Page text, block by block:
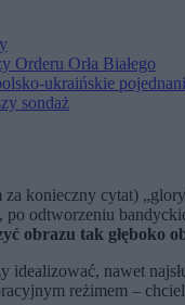
Orderu Orła Białego
ukraińskie
sondaż
konieczny cytat)
odtworzeniu
obrazu tak głęboko
nawet
reżimem –